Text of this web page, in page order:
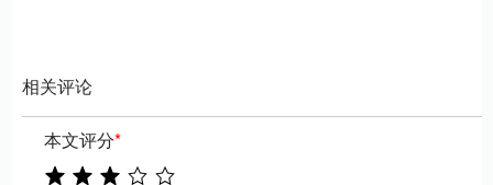
相关评论
本文评分*